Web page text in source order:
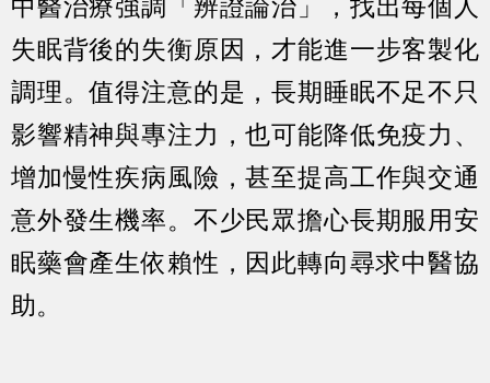
中醫治療強調「辨證論治」，找出每個人
失眠背後的失衡原因，才能進一步客製化
調理。值得注意的是，長期睡眠不足不只
影響精神與專注力，也可能降低免疫力、
增加慢性疾病風險，甚至提高工作與交通
意外發生機率。不少民眾擔心長期服用安
眠藥會產生依賴性，因此轉向尋求中醫協
助。